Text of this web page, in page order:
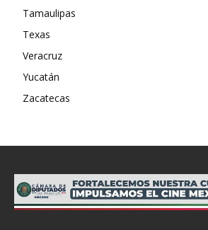
Tamaulipas
Texas
Veracruz
Yucatán
Zacatecas